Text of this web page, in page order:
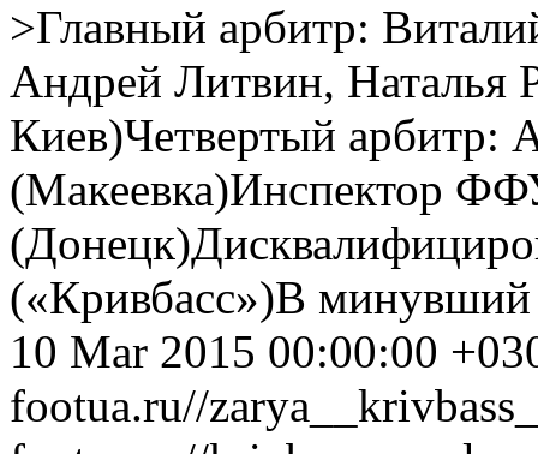
>Главный арбитр:
Андрей Литвин, Наталья
Киев)Четвертый арбитр:
(Макеевка)Инспектор
(«Кривбасс»)В минувший
10 Mar 2015 00:00:00
footua.ru//